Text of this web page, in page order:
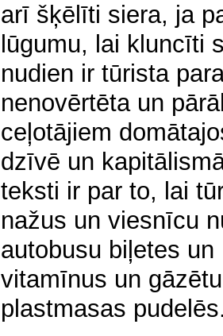
arī šķēlīti siera, ja
lūgumu, lai kluncīti
nudien ir tūrista
nenovērtēta un
ceļotājiem
dzīvē un
teksti ir par to, lai
nažus un viesnīcu
autobusu biļetes
vitamīnus un
plastmasas